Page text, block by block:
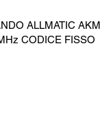
ALLMATIC AKM
CODICE FISSO